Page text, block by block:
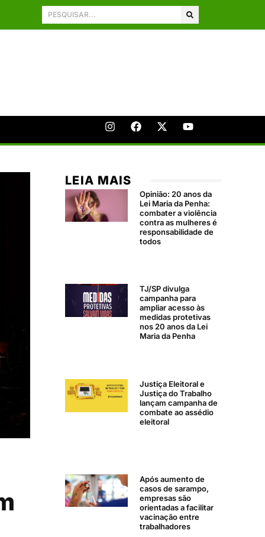
LEIA MAIS
Opinião: 20 anos da
Lei Maria da Penha:
combater a violência
contra as mulheres é
responsabilidade de
todos
TJ/SP divulga
campanha para
ampliar acesso às
medidas protetivas
nos 20 anos da Lei
Maria da Penha
Justiça Eleitoral e
Justiça do Trabalho
lançam campanha de
combate ao assédio
eleitoral
Após aumento de
casos de sarampo,
empresas são
orientadas a facilitar
vacinação entre
trabalhadores